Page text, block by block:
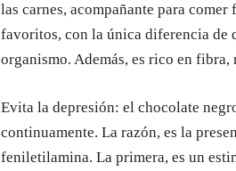
las carnes, acompañante para
favoritos, con la única diferencia de
organismo. Además, es rico en
Evita la depresión: el chocolate
continuamente. La razón, es la
feniletilamina. La primera, es un